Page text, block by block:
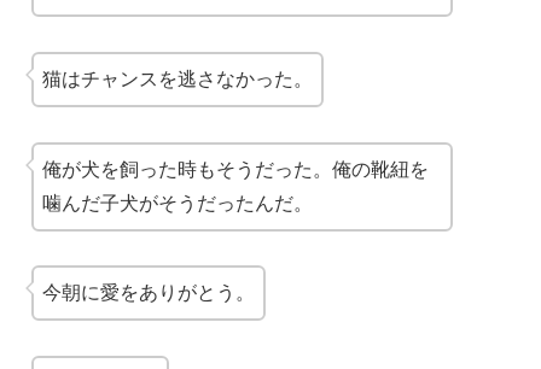
猫はチャンスを逃さなかった。
俺が犬を飼った時もそうだった。俺の靴紐を
噛んだ子犬がそうだったんだ。
今朝に愛をありがとう。